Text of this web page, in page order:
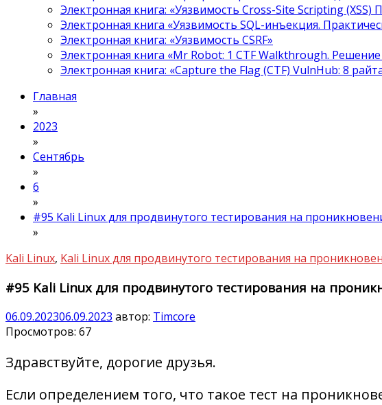
Электронная книга: «Уязвимость Cross-Site Scripting (XSS)
Электронная книга «Уязвимость SQL-инъекция.
Электронная книга: «Уязвимость CSRF»
Электронная книга «Mr Robot: 1 CTF Walkthrough.
Электронная книга: «Capture the Flag (CTF) VulnHub: 8
Главная
»
2023
»
Сентябрь
»
6
»
#95 Kali Linux для продвинутого тестирования на
»
Kali Linux, Kali Linux для продвинутого тестирования на
#95 Kali Linux для продвинутого тестирования на
06.09.202306.09.2023 автор: Timcore
Просмотров: 67
Здравствуйте, дорогие друзья.
Если определением того, что такое тест на